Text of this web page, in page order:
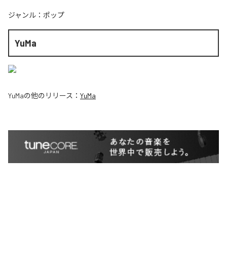
ジャンル： ポップ
YuMa
YuMaの他のリリース： YuMa